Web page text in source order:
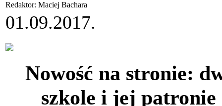
Redaktor: Maciej Bachara
01.09.2017.
Nowość na stronie:
szkole i jej patronie